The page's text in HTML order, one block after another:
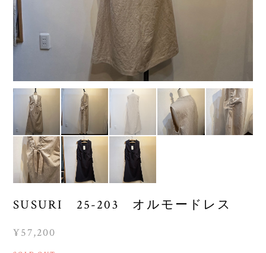
SUSURI 25-203 オルモードレス
¥57,200